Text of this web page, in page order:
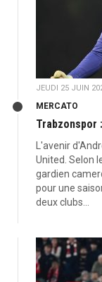
JEUDI 25 JUIN
MERCATO
Trabzonspor
L'avenir
United. Selon
gardien
pour une
deux clubs...